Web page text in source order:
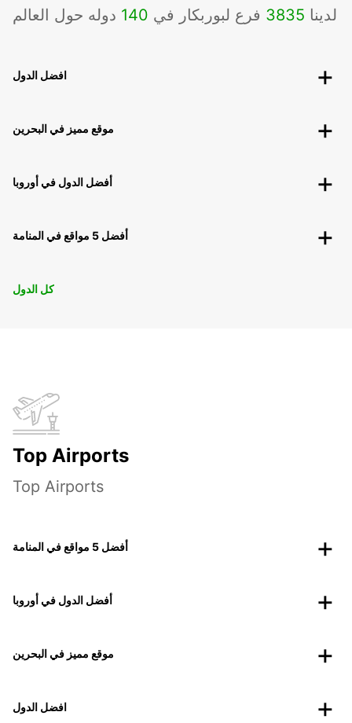
لدينا 3835 فرع لبوربكار في 140 دوله حول العالم
افضل الدول
موقع مميز في البحرين
أفضل الدول في أوروبا
أفضل 5 مواقع في المنامة
كل الدول
Top Airports
Top Airports
أفضل 5 مواقع في المنامة
أفضل الدول في أوروبا
موقع مميز في البحرين
افضل الدول